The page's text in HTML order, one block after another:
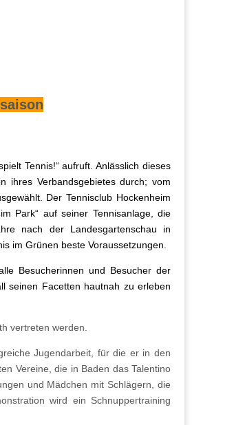
Tennis!“ aufruft. Anlässlich dieses
ihres Verbandsgebietes durch; vom
Der Tennisclub Hockenheim
Park“ auf seiner Tennisanlage, die
nach der Landesgartenschau in
im Grünen beste Voraussetzungen.
Besucherinnen und Besucher der
seinen Facetten hautnah zu erleben
vertreten werden.
Jugendarbeit, für die er in den
Vereine, die in Baden das Talentino
und Mädchen mit Schlägern, die
wird ein Schnuppertraining